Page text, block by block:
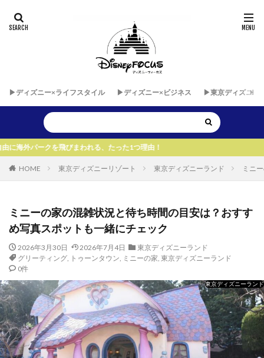
▶︎ディズニー×ライフスタイル ▶︎ディズニー×ビジネス ▶︎東京ディズニー
びまわれる、たった1つ理由！
HOME 東京ディズニーリゾート 東京ディズニーランド ミニ
ミニーの家の混雑状況と待ち時間の目安は？おすす
め写真スポットも一緒にチェック
2026年3月30日 2026年7月4日
東京ディズニーランド
グリーティング, トゥーンタウン, ミニーの家, 東京ディズニーランド
0件
東京ディズニーランド